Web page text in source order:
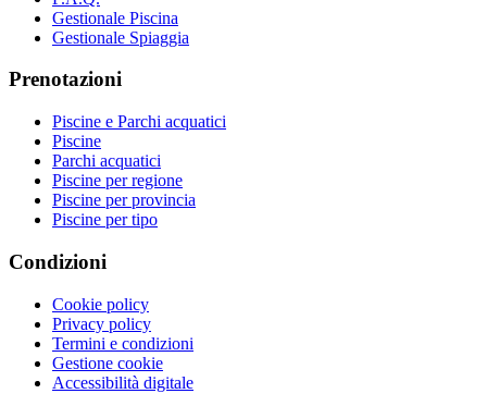
Gestionale Piscina
Gestionale Spiaggia
Prenotazioni
Piscine e Parchi acquatici
Piscine
Parchi acquatici
Piscine per regione
Piscine per provincia
Piscine per tipo
Condizioni
Cookie policy
Privacy policy
Termini e condizioni
Gestione cookie
Accessibilità digitale